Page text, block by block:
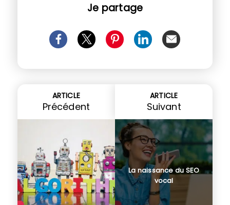
Je partage
ARTICLE
Précédent
ARTICLE
Suivant
La naissance du SEO
vocal